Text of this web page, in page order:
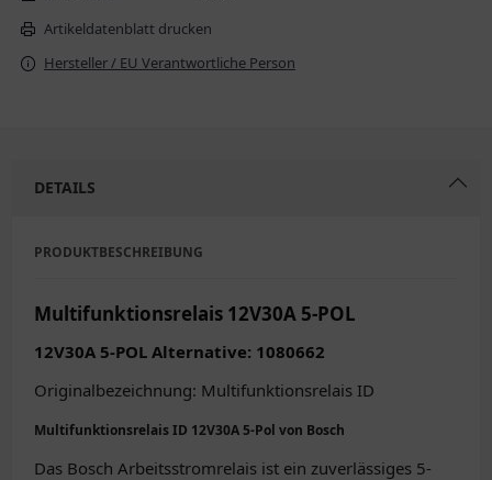
Artikeldatenblatt drucken
Hersteller / EU Verantwortliche Person
DETAILS
PRODUKTBESCHREIBUNG
Multifunktionsrelais 12V30A 5-POL
12V30A 5-POL Alternative: 1080662
Originalbezeichnung: Multifunktionsrelais ID
Multifunktionsrelais ID 12V30A 5-Pol von Bosch
Das Bosch Arbeitsstromrelais ist ein zuverlässiges 5-